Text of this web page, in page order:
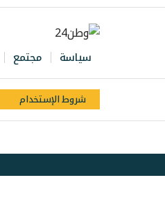
سياسة مجتمع
شروط الإستخدام